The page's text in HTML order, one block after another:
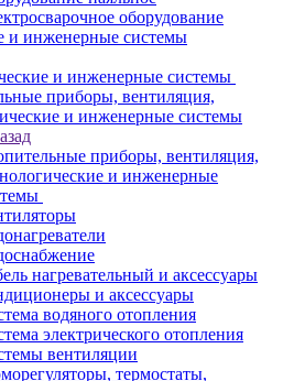
оборудование
и инженерные системы
и инженерные системы
приборы, вентиляция,
и инженерные системы
приборы, вентиляция,
и инженерные
нагревательный и аксессуары
и аксессуары
водяного отопления
электрического отопления
вентиляции
термостаты,